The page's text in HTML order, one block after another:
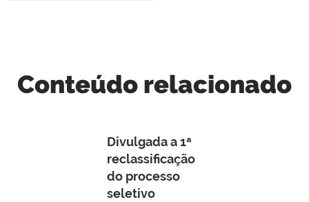
Conteúdo relacionado
Divulgada a 1ª
reclassificação
do processo
seletivo